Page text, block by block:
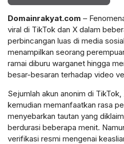
Domainrakyat.com –
viral di TikTok dan X dalam
perbincangan luas di media
menampilkan seorang
ramai diburu warganet hingga
besar-besaran terhadap video
Sejumlah akun anonim di
kemudian memanfaatkan rasa
menyebarkan tautan yang
berdurasi beberapa menit.
verifikasi resmi mengenai